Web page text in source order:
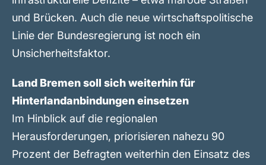
und Brücken. Auch die neue wirtschaftspolitische
Linie der Bundesregierung ist noch ein
Unsicherheitsfaktor.
Land Bremen soll sich weiterhin für
Hinterlandanbindungen einsetzen
Im Hinblick auf die regionalen
Herausforderungen, priorisieren nahezu 90
Prozent der Befragten weiterhin den Einsatz des